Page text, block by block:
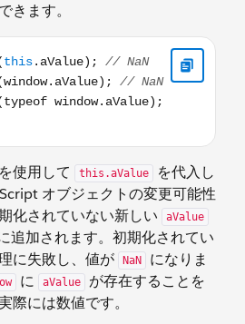
きます。
// NaN
使用して this.aValue
を代入し
オブジェクトの変更可能性
化されていない新しい
aValue
追加されます。初期化されてい
に失敗し、値が
NaN
になりま
に aValue
が存在することを
際には数値です。